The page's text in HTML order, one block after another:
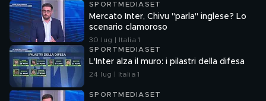
SPORTMEDIASET
Mercato Inter, Chivu "parla" inglese? Lo
scenario clamoroso
30 lug | Italia 1
SPORTMEDIASET
L'Inter alza il muro: i pilastri della difesa
24 lug | Italia 1
SPORTMEDIASET